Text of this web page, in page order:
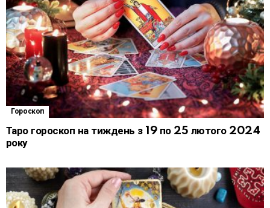
Гороскоп
Таро гороскоп на тиждень з 19 по 25 лютого 2024
року